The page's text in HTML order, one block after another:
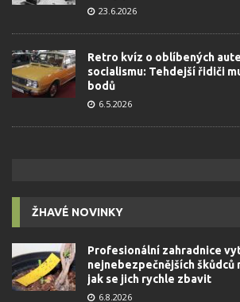
23.6.2026
Retro kvíz o oblíbených
socialismu: Tehdejší řidiči
bodů
6.5.2026
ŽHAVÉ NOVINKY
Profesionální zahradnice
nejnebezpečnějších škůdců
jak se jich rychle zbavit
6.8.2026